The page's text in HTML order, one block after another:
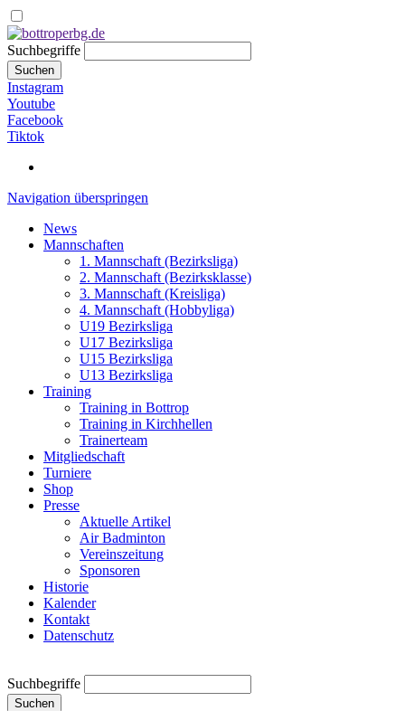
Suchbegriffe
Suchen
Instagram
Youtube
Facebook
Tiktok
Navigation überspringen
News
Mannschaften
1. Mannschaft (Bezirksliga)
2. Mannschaft (Bezirksklasse)
3. Mannschaft (Kreisliga)
4. Mannschaft (Hobbyliga)
U19 Bezirksliga
U17 Bezirksliga
U15 Bezirksliga
U13 Bezirksliga
Training
Training in Bottrop
Training in Kirchhellen
Trainerteam
Mitgliedschaft
Turniere
Shop
Presse
Aktuelle Artikel
Air Badminton
Vereinszeitung
Sponsoren
Historie
Kalender
Kontakt
Datenschutz
Suchbegriffe
Suchen